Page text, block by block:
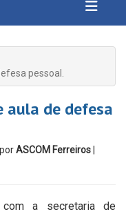
pessoal.
aula de defesa
ASCOM Ferreiros
a secretaria de